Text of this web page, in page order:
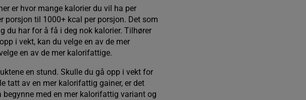
er hvor mange kalorier du vil ha per
porsjon til 1000+ kcal per porsjon. Det som
du har for å få i deg nok kalorier. Tilhører
i vekt, kan du velge en av de mer
en av de mer kalorifattige.
en stund. Skulle du gå opp i vekt for
tatt av en mer kalorifattig gainer, er det
begynne med en mer kalorifattig variant og